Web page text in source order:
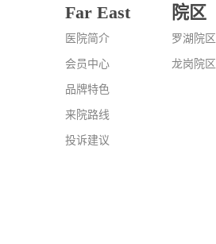
Far East
医院简介
会员中心
品牌特色
来院路线
投诉建议
院区
罗湖院区
龙岗院区